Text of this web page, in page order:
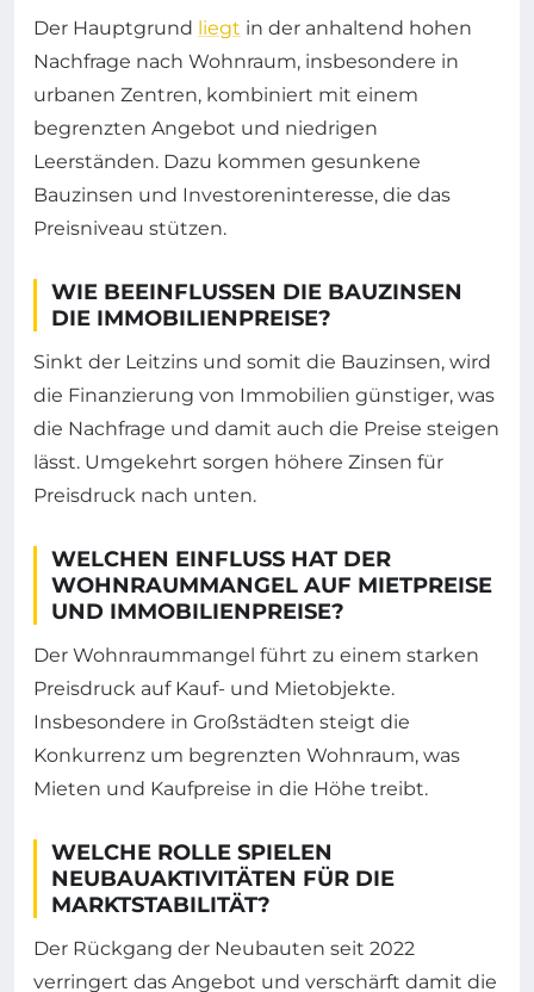
Der Hauptgrund liegt in der anhaltend hohen
Nachfrage nach Wohnraum, insbesondere in
urbanen Zentren, kombiniert mit einem
begrenzten Angebot und niedrigen
Leerständen. Dazu kommen gesunkene
Bauzinsen und Investoreninteresse, die das
Preisniveau stützen.
WIE BEEINFLUSSEN DIE BAUZINSEN
DIE IMMOBILIENPREISE?
Sinkt der Leitzins und somit die Bauzinsen, wird
die Finanzierung von Immobilien günstiger, was
die Nachfrage und damit auch die Preise steigen
lässt. Umgekehrt sorgen höhere Zinsen für
Preisdruck nach unten.
WELCHEN EINFLUSS HAT DER
WOHNRAUMMANGEL AUF MIETPREISE
UND IMMOBILIENPREISE?
Der Wohnraummangel führt zu einem starken
Preisdruck auf Kauf- und Mietobjekte.
Insbesondere in Großstädten steigt die
Konkurrenz um begrenzten Wohnraum, was
Mieten und Kaufpreise in die Höhe treibt.
WELCHE ROLLE SPIELEN
NEUBAUAKTIVITÄTEN FÜR DIE
MARKTSTABILITÄT?
Der Rückgang der Neubauten seit 2022
verringert das Angebot und verschärft damit die